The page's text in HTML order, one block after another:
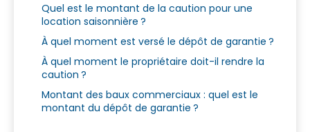
Quel est le montant de la caution pour une
location saisonnière ?
À quel moment est versé le dépôt de garantie ?
À quel moment le propriétaire doit-il rendre la
caution ?
Montant des baux commerciaux : quel est le
montant du dépôt de garantie ?